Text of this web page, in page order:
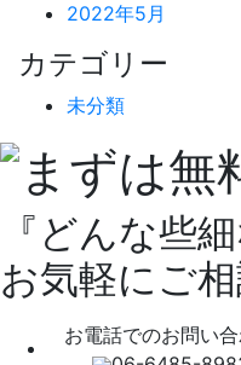
2022年5月
カテゴリー
未分類
『どんな些
お気軽にご相
お電話でのお問い